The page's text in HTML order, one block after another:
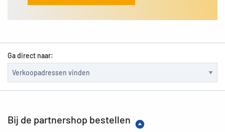
Ga direct naar:
Bij de partnershop bestellen